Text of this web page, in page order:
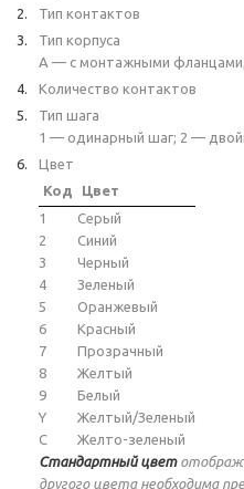
Тип контактов
Тип корпуса
A — с монтажными
Количество контактов
Тип шага
1 — одинарный шаг; 2 —
Цвет
Код
Цвет
1
Серый
2
Синий
3
Черный
4
Зеленый
5
Оранжевый
6
Красный
7
Прозрачный
8
Желтый
9
Белый
Y
Желтый/Зеленый
C
Желто-зеленый
Стандартный цвет
другого цвета необходима